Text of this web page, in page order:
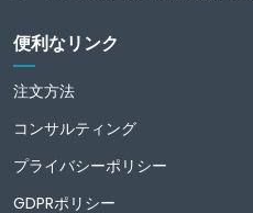
便利なリンク
注文方法
コンサルティング
プライバシーポリシー
GDPRポリシー